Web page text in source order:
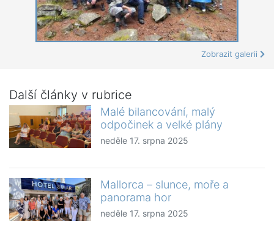
Zobrazit galerii
Další články v rubrice
Malé bilancování, malý
odpočinek a velké plány
neděle 17. srpna 2025
Mallorca – slunce, moře a
panorama hor
neděle 17. srpna 2025